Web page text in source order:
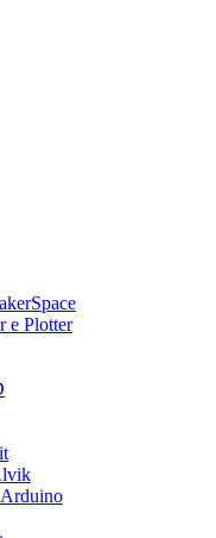
e Plotter
Arduino